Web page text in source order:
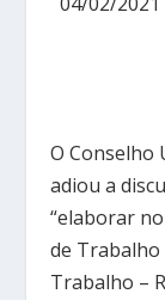
O Conselho
adiou a
“elaborar
de Trabalho
Trabalho –